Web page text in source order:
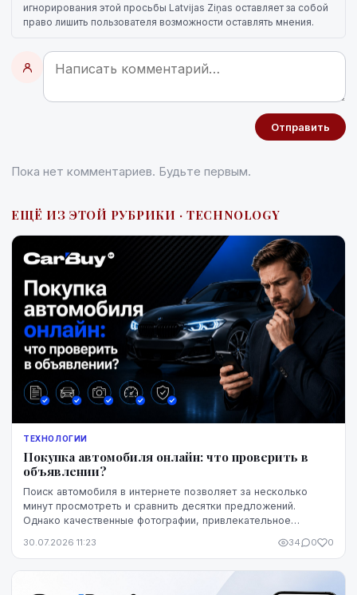
игнорирования этой просьбы Latvijas Ziņas оставляет за собой
право лишить пользователя возможности оставлять мнения.
Отправить
Пока нет комментариев. Будьте первым.
ЕЩЁ ИЗ ЭТОЙ РУБРИКИ · TECHNOLOGY
ТЕХНОЛОГИИ
Покупка автомобиля онлайн: что проверить в
объявлении?
Поиск автомобиля в интернете позволяет за несколько
минут просмотреть и сравнить десятки предложений.
Однако качественные фотографии, привлекательное
30.07.2026 11:23 34 0 0